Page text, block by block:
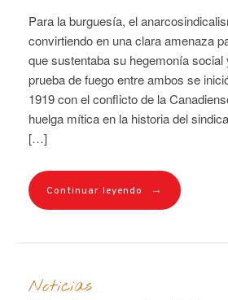
Para la burguesía, el
convirtiendo en una clara amenaza
que sustentaba su hegemonía
prueba de fuego entre ambos se
1919 con el conflicto de la
huelga mítica en la historia del
[…]
Continuar leyendo →
Noticias